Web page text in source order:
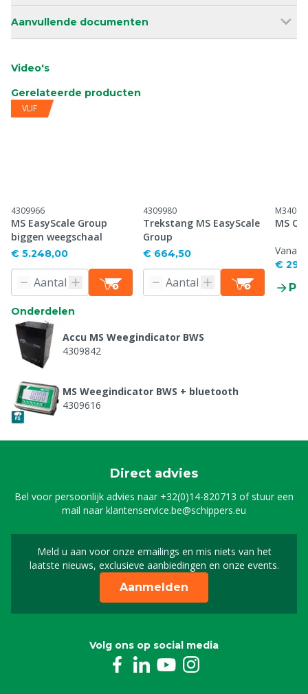
Aanvullende documenten
Video's
Gerelateerde producten
VLIF
4309966
MS EasyScale Group
biggen weegschaal
€ 5.248,00
4309980
Trekstang MS EasyScale
Group
€ 664,50
MS
Vanaf
€
Onderdelen
Accu MS Weegindicator BWS
4309842
MS Weegindicator BWS + bluetooth
4309616
Direct advies
Bel voor persoonlijk advies naar +32(0)14-820713 of stuur een
mail naarklantenservice.be@schippers.eu
Meld u aan voor onze emailings en mis niets van het
laatste nieuws, exclusieve aanbiedingen en onze events.
Meld u aan voor onze
Aanmelden
Volg ons op social media